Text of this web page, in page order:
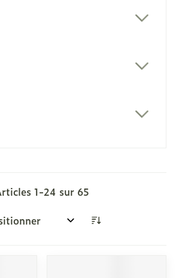
1-24 sur 65
par: